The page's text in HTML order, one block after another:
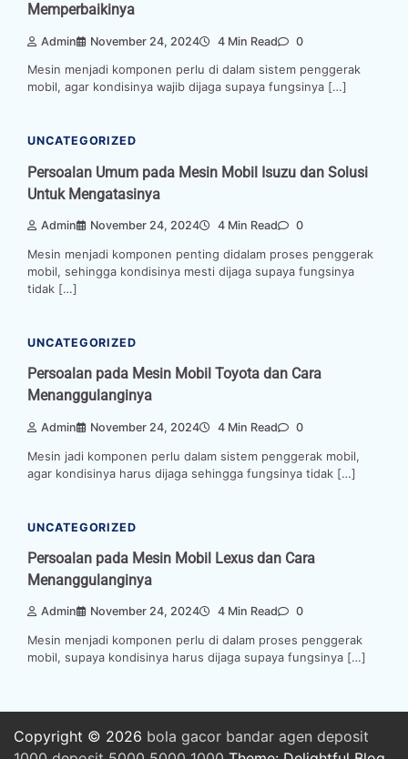
Memperbaikinya
Admin November 24, 2024 4 Min Read 0
Mesin menjadi komponen perlu di dalam sistem penggerak
mobil, agar kondisinya wajib dijaga supaya fungsinya […]
UNCATEGORIZED
Persoalan Umum pada Mesin Mobil Isuzu dan Solusi
Untuk Mengatasinya
Admin November 24, 2024 4 Min Read 0
Mesin menjadi komponen penting didalam proses penggerak
mobil, sehingga kondisinya mesti dijaga supaya fungsinya
tidak […]
UNCATEGORIZED
Persoalan pada Mesin Mobil Toyota dan Cara
Menanggulanginya
Admin November 24, 2024 4 Min Read 0
Mesin jadi komponen perlu dalam sistem penggerak mobil,
agar kondisinya harus dijaga sehingga fungsinya tidak […]
UNCATEGORIZED
Persoalan pada Mesin Mobil Lexus dan Cara
Menanggulanginya
Admin November 24, 2024 4 Min Read 0
Mesin menjadi komponen perlu di dalam proses penggerak
mobil, supaya kondisinya harus dijaga supaya fungsinya […]
Copyright © 2026 bola gacor bandar agen deposit